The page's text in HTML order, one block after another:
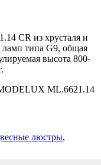
CR из хрусталя и
ламп типа G9, общая
высота 800-
ML.6621.14
люстры,